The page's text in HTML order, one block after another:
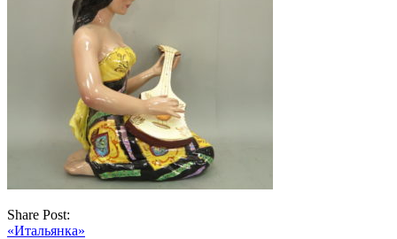
Share Post:
«Итальянка»